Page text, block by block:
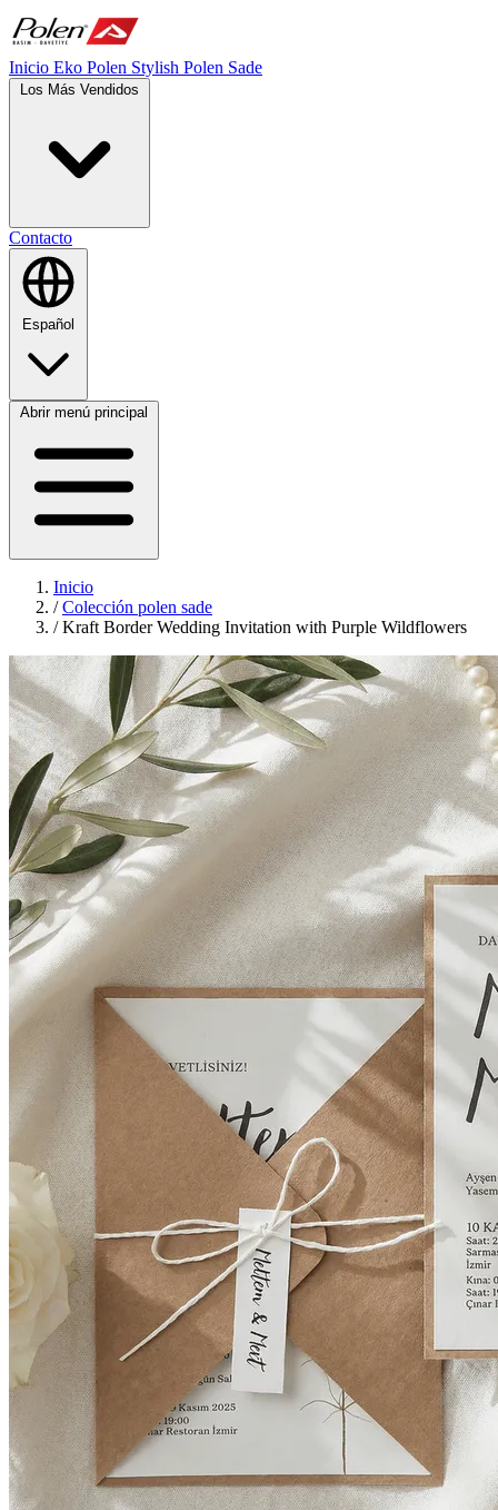
Inicio Eko Polen Stylish Polen Sade
Contacto
Abrir menú principal
Inicio
/ Colección polen sade
/ Kraft Border Wedding Invitation with Purple Wildflowers